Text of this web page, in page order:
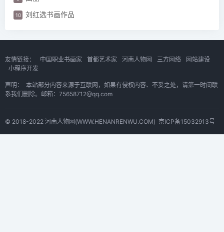
刘红选书画作品
友情链接： 中国职业书画家 首都艺术家 河南人物网 三方网络
网站建设
小程序开发
声明：
本站部分内容来源于互联网，如果有侵权内容、不妥之处，请第一时间联
系我们删除。邮箱：75658712@qq.com
© 2018-2022 河南人物网(WWW.HENANRENWU.COM) 京ICP备15032913号